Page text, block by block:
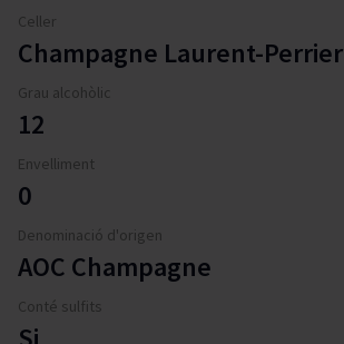
Celler
Champagne Laurent-Perrier
Grau alcohòlic
12
Envelliment
0
Denominació d'origen
AOC Champagne
Conté sulfits